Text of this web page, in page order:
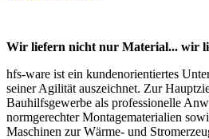
Wir liefern nicht nur Material... wir
hfs-ware ist ein kundenorientiertes
seiner Agilität auszeichnet. Zur
Bauhilfsgewerbe als professionelle
normgerechter Montagematerialien
Maschinen zur Wärme- und